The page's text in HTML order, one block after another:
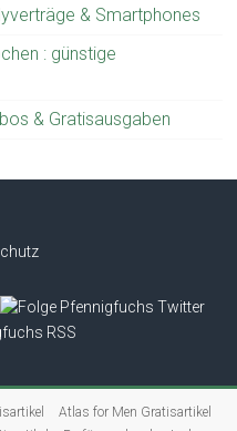
& Smartphones
: günstige
& Gratisausgaben
Atlas for Men Gratisartikel